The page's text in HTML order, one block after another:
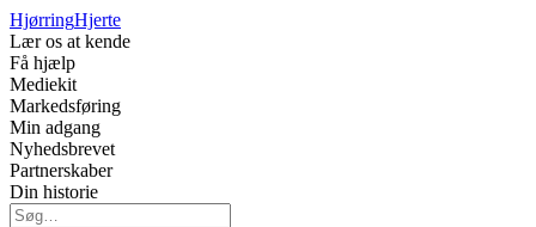
HjørringHjerte
Lær os at kende
Få hjælp
Mediekit
Markedsføring
Min adgang
Nyhedsbrevet
Partnerskaber
Din historie